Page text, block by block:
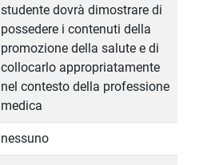
studente dovrà dimostrare di
possedere i contenuti della
promozione della salute e di
collocarlo appropriatamente
nel contesto della professione
medica
nessuno